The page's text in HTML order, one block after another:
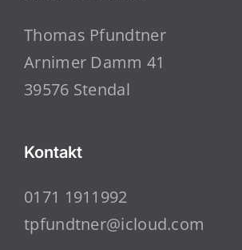
Thomas Pfundtner
Arnimer Damm 41
39576 Stendal
Kontakt
0171 1911992
tpfundtner@icloud.com